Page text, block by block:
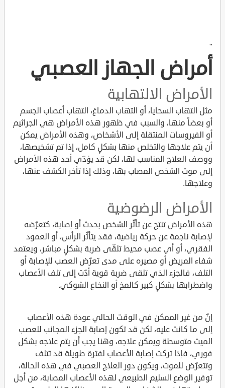
"
أمراض الجهاز العصبي
الأمراض الالتهابية
مثل التهاب السحايا، أو التهاب الدماغ، التهاب أعصاب الجسم
أو بعضاً منها، والسبب في ظهور هذه الأمراض هي الجراثيم
أو الفيروسات المنتقلة إلى الأشخاص، وهذه الأمراض يمكن
أن يتم علاجها والتخلص منها بشكلٍ كامل، إذا تم تشخيصها،
ووصف العلاج المناسب لها، لكن قد يؤدّي أحد هذه الأمراض
إلى موت الشخص المصاب بها، وذلك إذا تأخر الكشف عنها،
وعلاجها.
الأمراض الرضوضية
هذه الأمراض تنتج عن تأثّر الشخص بحدث أو إصابة، كتعرّضه
لإصابة ناجمة عن حركة رياضية، فقد يتأثّر الرأس، أو العمود
الفقري، أو أي عصب محيط تلقّى ضربة بشكلٍ مباشر، ويعتمد
شفاء المريض أو مصيره على مدى تعرّض العصب للإصابة أو
التلف، فالجزء الذي تلقى ضربة قوية أدّت إلى تلف الأعصاب
واضطرابها بشكلٍ كبير كالمخ أو النخاع الشوكي.
إنّ من غير الممكن في الوقت الحالي عودة هذه الأعصاب
إلى ما كانت عليه، لكن قد تكون إصابة الجزء المجانب للعصب
الميت متوسطة ويمكن علاجه، وهنا يجب أن يتم علاجه بشكل
فوري، فإذا تركت إصابة الأعصاب لفترة طويلة قد تتلف
وتتعرّض للموت، ويكون دور العلاج العصبي في هذه الحالة،
توفير الوضع السليم الطبيعي لهذه الأعصاب المصابة، من أجل